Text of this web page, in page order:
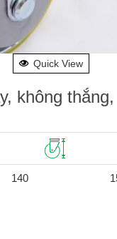
Quick View
không
140